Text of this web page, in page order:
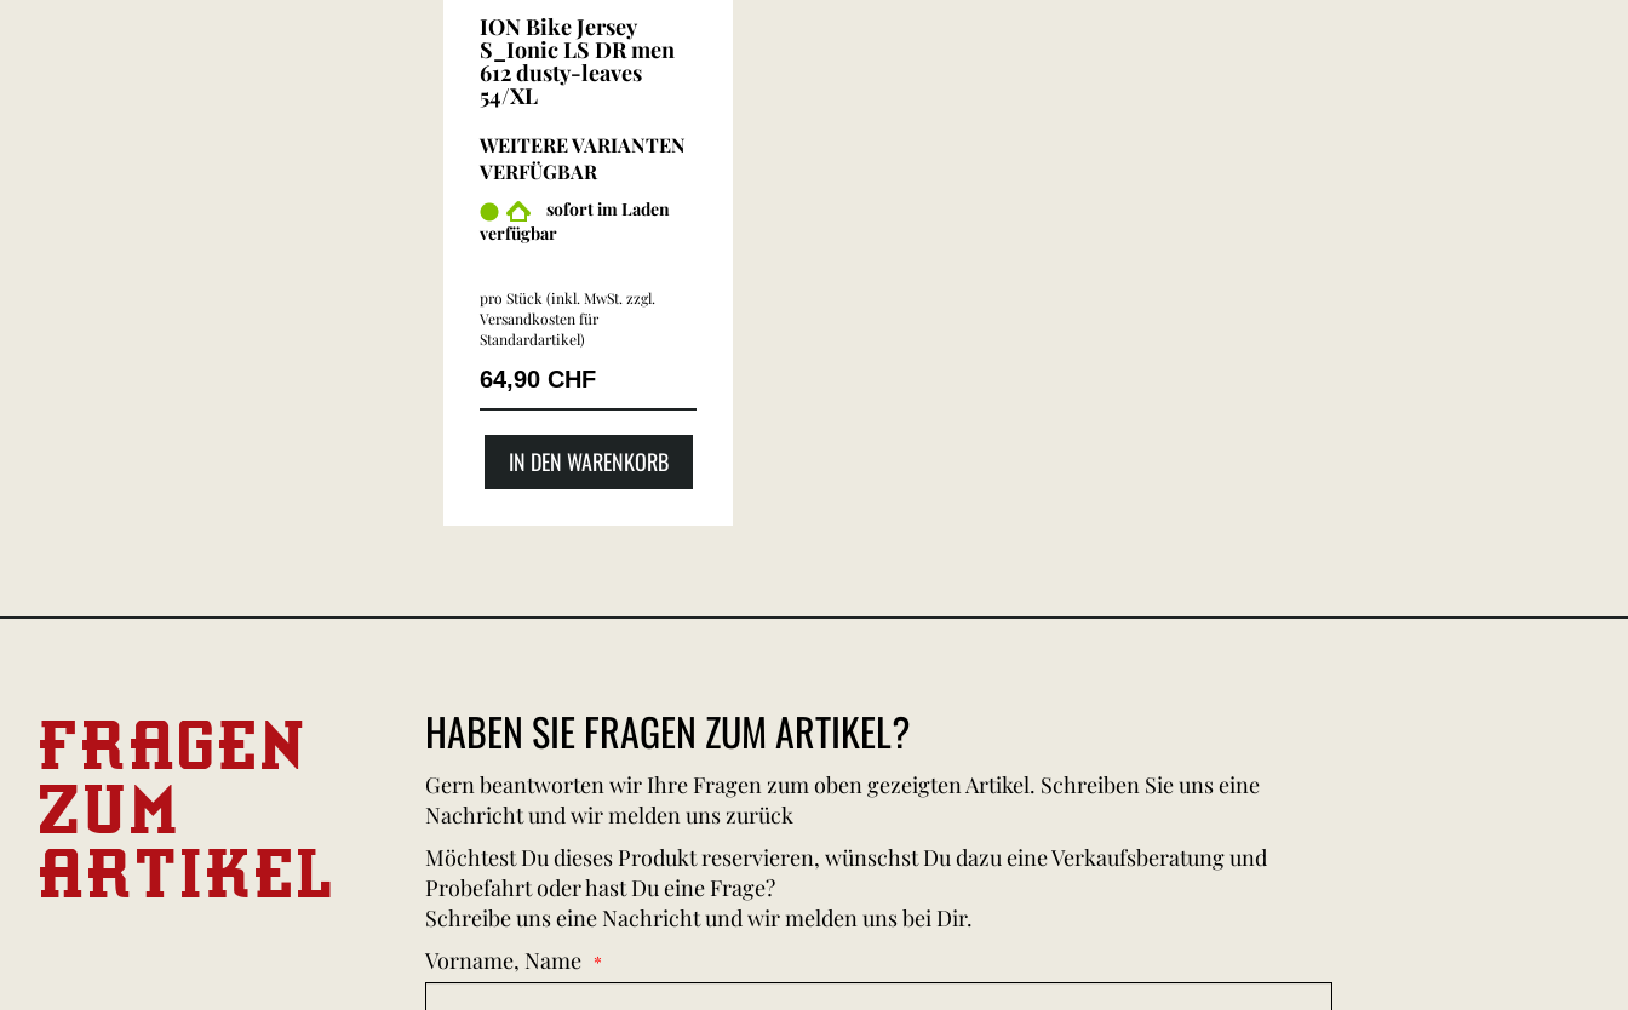
ION Bike Jersey
S_Ionic LS DR men
612 dusty-leaves
54/XL
WEITERE VARIANTEN
VERFÜGBAR
sofort im Laden
verfügbar
pro Stück (inkl. MwSt. zzgl.
Versandkosten für
Standardartikel)
64,90 CHF
IN DEN WARENKORB
FRAGEN
ZUM
ARTIKEL
HABEN SIE FRAGEN ZUM ARTIKEL?
Gern beantworten wir Ihre Fragen zum oben gezeigten Artikel. Schreiben Sie uns eine
Nachricht und wir melden uns zurück
Möchtest Du dieses Produkt reservieren, wünschst Du dazu eine Verkaufsberatung und
Probefahrt oder hast Du eine Frage?
Schreibe uns eine Nachricht und wir melden uns bei Dir.
Vorname, Name